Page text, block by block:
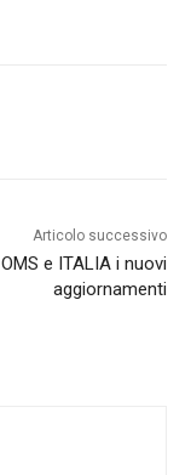
Articolo successivo
OMS e ITALIA i nuovi
aggiornamenti